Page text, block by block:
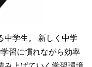
中学生。 新しく中学
習に慣れながら効率